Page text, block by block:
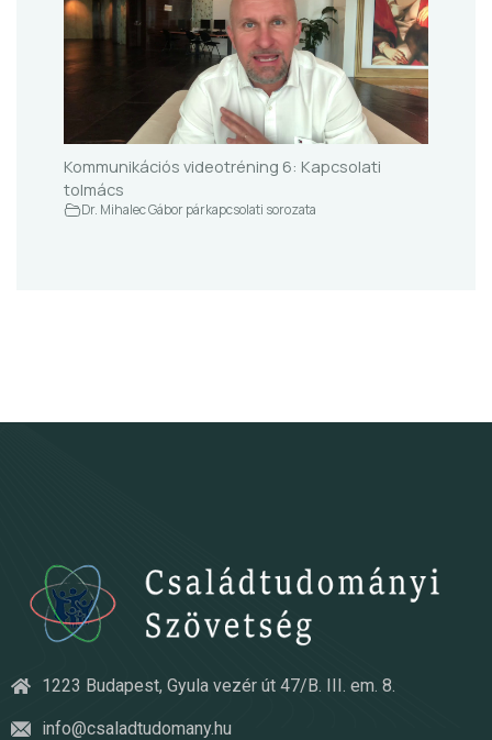
Kommunikációs videotréning 6: Kapcsolati
tolmács
Dr. Mihalec Gábor párkapcsolati sorozata
1223 Budapest, Gyula vezér út 47/B. III. em. 8.
info@csaladtudomany.hu